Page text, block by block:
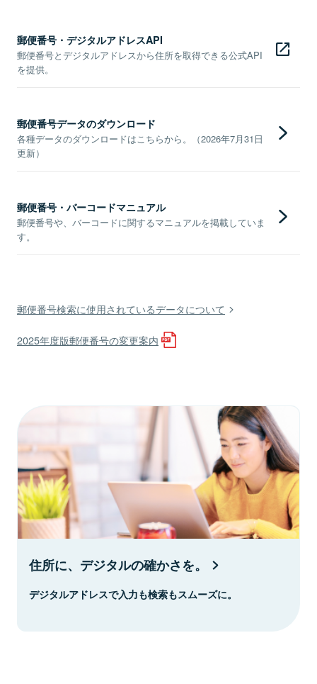
郵便番号・デジタルアドレスAPI
郵便番号とデジタルアドレスから住所を取得できる公式API
を提供。
郵便番号データのダウンロード
各種データのダウンロードはこちらから。（2026年7月31日
更新）
郵便番号・バーコードマニュアル
郵便番号や、バーコードに関するマニュアルを掲載していま
す。
郵便番号検索に使用されているデータについて
2025年度版郵便番号の変更案内
住所に、デジタルの確かさを。
デジタルアドレスで入力も検索もスムーズに。